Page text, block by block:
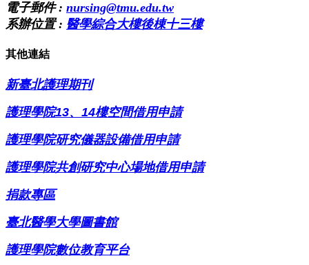
電子郵件 : nursing@tmu.edu.tw
系辦位置 : 醫學綜合大樓後棟十三樓
其他連結
新臺北護理期刊
護理學院13、14樓空間借用申請
護理學院研究儀器設備借用申請
護理學院共創研究中心場地借用申請
捐款專區
臺北醫學大學圖書館
護理學院數位教育平台